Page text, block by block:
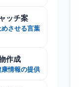
ッチ案
させる言葉
作成
情報の提供